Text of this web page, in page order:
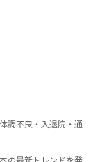
調不良・入退院・通